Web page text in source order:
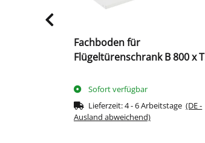
Fachboden für
Flügeltürenschrank B 800 x T
Sofort verfügbar
Lieferzeit:4 - 6 Arbeitstage(DE -
Ausland abweichend)